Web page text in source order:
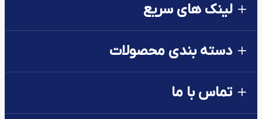
لینک های سریع
دسته بندی محصولات
تماس با ما